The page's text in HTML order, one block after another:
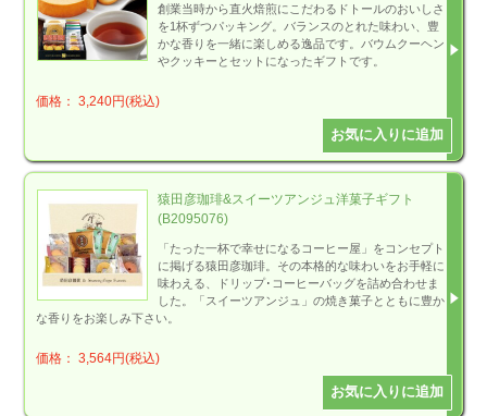
創業当時から直火焙煎にこだわるドトールのおいしさ
を1杯ずつパッキング。バランスのとれた味わい、豊
かな香りを一緒に楽しめる逸品です。バウムクーヘン
やクッキーとセットになったギフトです。
価格： 3,240円(税込)
猿田彦珈琲&スイーツアンジュ洋菓子ギフト
(B2095076)
「たった一杯で幸せになるコーヒー屋」をコンセプト
に掲げる猿田彦珈琲。その本格的な味わいをお手軽に
味わえる、ドリップ･コーヒーバッグを詰め合わせま
した。「スイーツアンジュ」の焼き菓子とともに豊か
な香りをお楽しみ下さい。
価格： 3,564円(税込)